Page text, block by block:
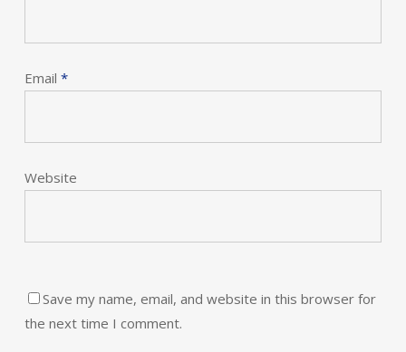
Email *
Website
Save my name, email, and website in this browser for
the next time I comment.